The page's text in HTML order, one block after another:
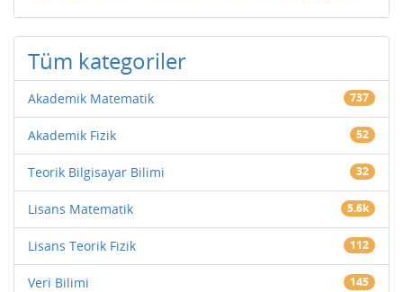
Tüm kategoriler
Akademik Matematik 737
Akademik Fizik 52
Teorik Bilgisayar Bilimi 32
Lisans Matematik 5.6k
Lisans Teorik Fizik 112
Veri Bilimi 145